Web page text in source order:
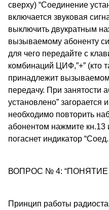
сверху) “Соединение
включается звуковая
выключить двукратным
вызываемому абоненту
для чего передайте с
комбинаций ЦИФ,”+” (кто
принадлежит
передачу. При занятости
установлено” загорается
необходимо повторить
абонентом нажмите кн.13
погаснет индикатор “Соед.
ВОПРОС № 4:
Принцип работы